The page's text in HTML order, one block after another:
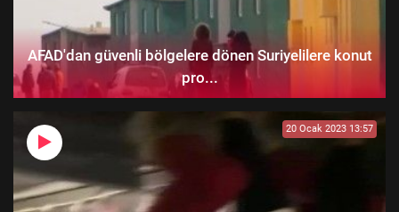
AFAD'dan güvenli bölgelere dönen Suriyelilere konut
pro...
20 Ocak 2023 13:57